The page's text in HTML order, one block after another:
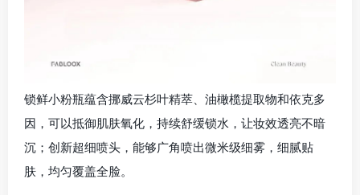
锁鲜小粉瓶蕴含挪威云杉叶精萃、油橄榄提取物和依克多
因，可以抵御肌肤氧化，持续舒缓锁水，让妆效透亮不暗
沉；创新超细喷头，能够广角喷出微米级细雾，细腻贴
肤，均匀覆盖全脸。